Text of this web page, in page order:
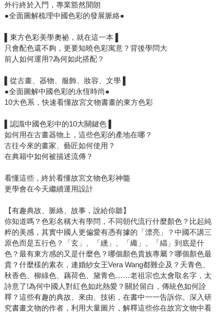
外行終於入門，專業豁然開朗
●全面圖解梳理中國色彩的發展脈絡●
▌東方色彩美學奧祕，就在這一本 ▌
只會配色還不夠，更要知曉色彩寓意？背後學問大
前人如何運用?為何如此搭配？
▌從古畫、器物、服飾、妝容、文學 ▌
●全面圖解中國色彩的永恆時尚●
10大色系，快速看懂故宮文物書畫的東方色彩
▌認識中國色彩中的10大關鍵色 ▌
如何用在古畫器物上，這些色彩的產地在哪？
古往今來的畫家、藝匠如何使用？
在典籍中如何被描述流傳？
看懂這些，終於看懂故宮文物色彩神髓
更學會在今天繼續運用設計
【有趣典故、脈絡、故事，說給你聽】
你知道嗎？色彩名稱大有學問，不同朝代流行什麼顏色？比起純
粹的美感，其實中國人更偏愛有憑有據的「漂亮」？中國不講三
原色而是五行色？「玄」、「纁」、「緅」、「緇」到底是什
色？最有東方感的又是什麼色？哪個顏色貴族專屬？哪個顏色最
貴？什麼樣的素衣，連婚紗女王Vera Wang都難企及？天青色、
秋香色、柳綠色、藕荷色、黛青色……老祖宗也太會取名字，太
詩意了!為何中國人對紅色如此熱愛？關於留白，傳統色如何詮
釋？這些有趣的典故、來由、技術，在書中一一告訴你。深入研
究書畫文物的作者，利用大量圖片，解釋這些你在故宮文物中看